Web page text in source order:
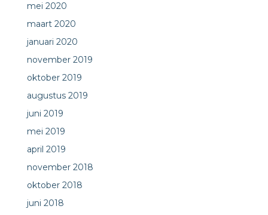
mei 2020
maart 2020
januari 2020
november 2019
oktober 2019
augustus 2019
juni 2019
mei 2019
april 2019
november 2018
oktober 2018
juni 2018